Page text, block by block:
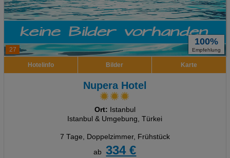
27
100%
Empfehlung
Hotelinfo Bilder Karte
Nupera Hotel
Ort: Istanbul
Istanbul & Umgebung, Türkei
7 Tage, Doppelzimmer, Frühstück
ab
334 €